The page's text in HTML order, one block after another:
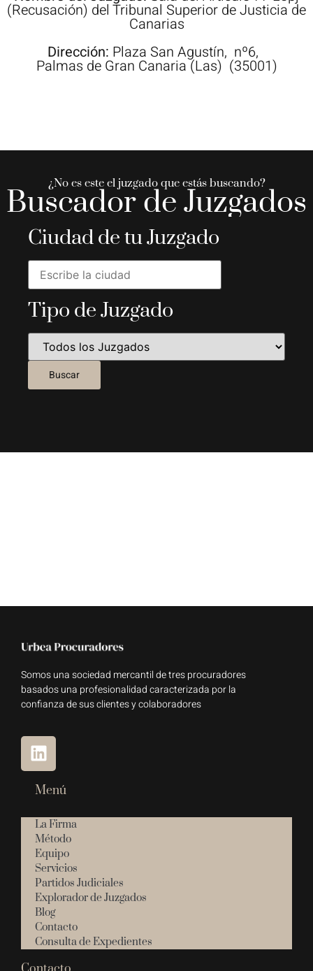
(Recusación) del Tribunal Superior de Justicia de
Canarias
Dirección: Plaza San Agustín, nº6,
Palmas de Gran Canaria (Las) (35001)
¿No es este el juzgado que estás buscando?
Buscador de Juzgados
Ciudad de tu Juzgado
Tipo de Juzgado
Somos una sociedad mercantil de tres procuradores
basados una profesionalidad caracterizada por la
confianza de sus clientes y colaboradores
Menú
La Firma
Método
Equipo
Servicios
Partidos Judiciales
Explorador de Juzgados
Blog
Contacto
Consulta de Expedientes